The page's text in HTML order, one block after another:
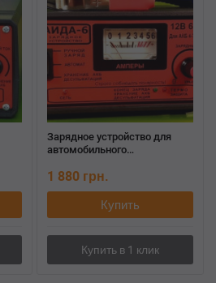
Зарядное устройство для
автомобильного
м2017
1 880 грн.
Купить